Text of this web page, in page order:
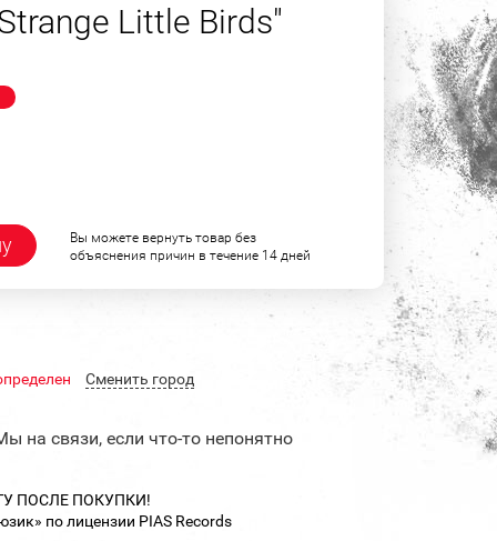
Little Birds"
Вы можете вернуть товар без
объяснения причин в течение 14 дней
Cменить город
на связи, если что-то непонятно
ПОСЛЕ ПОКУПКИ!
по лицензии PIAS Records